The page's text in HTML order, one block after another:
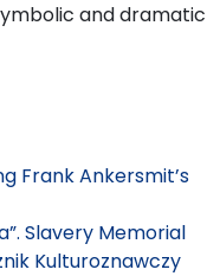
and dramatic
Frank Ankersmit’s
Slavery Memorial
Kulturoznawczy